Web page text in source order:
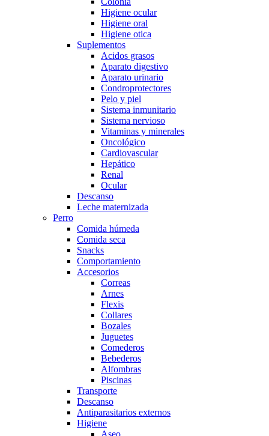
Higiene ocular
Higiene oral
Higiene otica
Suplementos
Acidos grasos
Aparato digestivo
Aparato urinario
Condroprotectores
Pelo y piel
Sistema inmunitario
Sistema nervioso
Vitaminas y minerales
Oncológico
Cardiovascular
Hepático
Renal
Ocular
Descanso
Leche maternizada
Perro
Comida húmeda
Comida seca
Snacks
Comportamiento
Accesorios
Correas
Arnes
Flexis
Collares
Bozales
Juguetes
Comederos
Bebederos
Alfombras
Piscinas
Transporte
Descanso
Antiparasitarios externos
Higiene